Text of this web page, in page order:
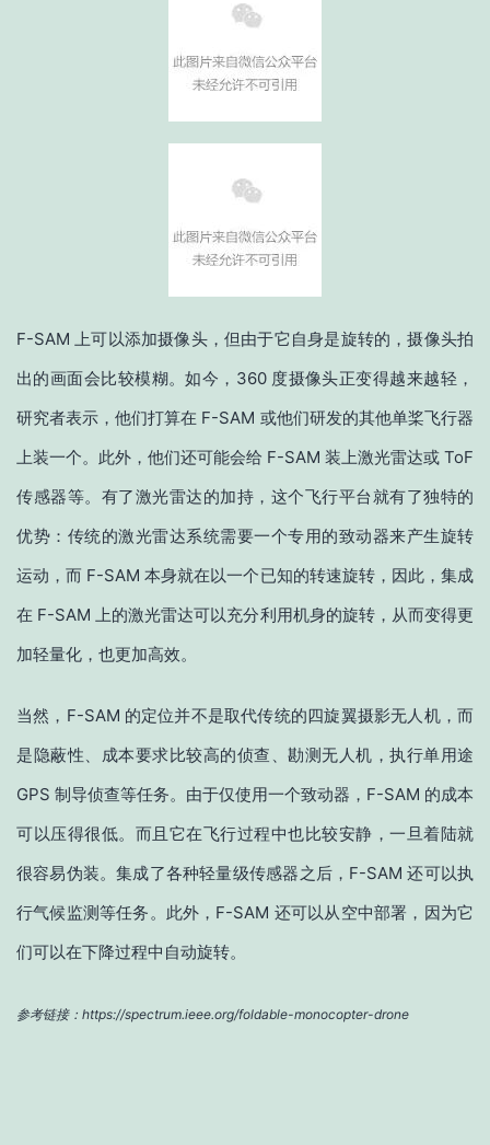
F-SAM 上可以添加摄像头，但由于它自身是旋转的，摄像头拍
出的画面会比较模糊。如今，360 度摄像头正变得越来越轻，
研究者表示，他们打算在 F-SAM 或他们研发的其他单桨飞行器
上装一个。此外，他们还可能会给 F-SAM 装上激光雷达或 ToF
传感器等。有了激光雷达的加持，这个飞行平台就有了独特的
优势：传统的激光雷达系统需要一个专用的致动器来产生旋转
运动，而 F-SAM 本身就在以一个已知的转速旋转，因此，集成
在 F-SAM 上的激光雷达可以充分利用机身的旋转，从而变得更
加轻量化，也更加高效。
当然，F-SAM 的定位并不是取代传统的四旋翼摄影无人机，而
是隐蔽性、成本要求比较高的侦查、勘测无人机，执行单用途
GPS 制导侦查等任务。由于仅使用一个致动器，F-SAM 的成本
可以压得很低。而且它在飞行过程中也比较安静，一旦着陆就
很容易伪装。集成了各种轻量级传感器之后，F-SAM 还可以执
行气候监测等任务。此外，F-SAM 还可以从空中部署，因为它
们可以在下降过程中自动旋转。
参考链接：https://spectrum.ieee.org/foldable-monocopter-drone